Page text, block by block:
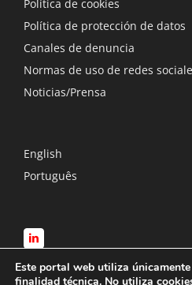
Política de cookies
Política de protección de datos
Canales de denuncia
Normas de uso de redes
Noticias/Prensa
English
Português
Este portal web utiliza
finalidad técnica. No utiliza